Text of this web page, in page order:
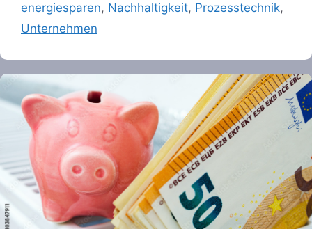
energiesparen, Nachhaltigkeit, Prozesstechnik,
Unternehmen